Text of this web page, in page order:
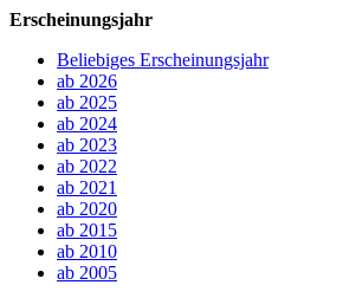
Erscheinungsjahr
Beliebiges Erscheinungsjahr
ab 2026
ab 2025
ab 2024
ab 2023
ab 2022
ab 2021
ab 2020
ab 2015
ab 2010
ab 2005